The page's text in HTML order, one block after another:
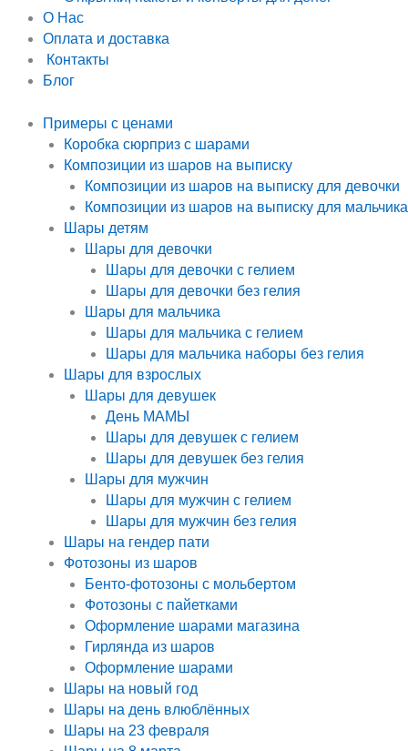
О Нас
Оплата и доставка
Контакты
Блог
Примеры с ценами
Коробка сюрприз с шарами
Композиции из шаров на выписку
Композиции из шаров на выписку для девочки
Композиции из шаров на выписку для мальчика
Шары детям
Шары для девочки
Шары для девочки с гелием
Шары для девочки без гелия
Шары для мальчика
Шары для мальчика с гелием
Шары для мальчика наборы без гелия
Шары для взрослых
Шары для девушек
День МАМЫ
Шары для девушек с гелием
Шары для девушек без гелия
Шары для мужчин
Шары для мужчин с гелием
Шары для мужчин без гелия
Шары на гендер пати
Фотозоны из шаров
Бенто-фотозоны с мольбертом
Фотозоны с пайетками
Оформление шарами магазина
Гирлянда из шаров
Оформление шарами
Шары на новый год
Шары на день влюблённых
Шары на 23 февраля